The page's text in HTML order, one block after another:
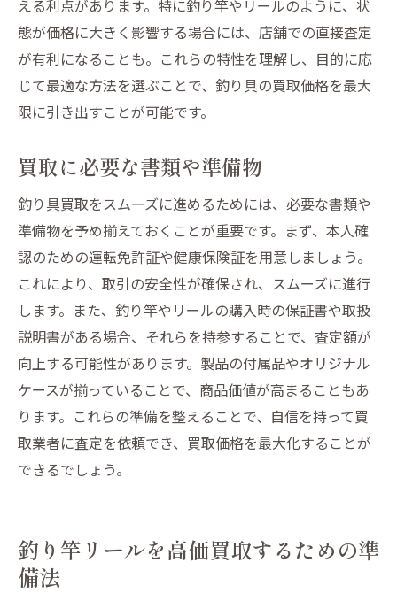
える利点があります。特に釣り竿やリールのように、状
態が価格に大きく影響する場合には、店舗での直接査定
が有利になることも。これらの特性を理解し、目的に応
じて最適な方法を選ぶことで、釣り具の買取価格を最大
限に引き出すことが可能です。
買取に必要な書類や準備物
釣り具買取をスムーズに進めるためには、必要な書類や
準備物を予め揃えておくことが重要です。まず、本人確
認のための運転免許証や健康保険証を用意しましょう。
これにより、取引の安全性が確保され、スムーズに進行
します。また、釣り竿やリールの購入時の保証書や取扱
説明書がある場合、それらを持参することで、査定額が
向上する可能性があります。製品の付属品やオリジナル
ケースが揃っていることで、商品価値が高まることもあ
ります。これらの準備を整えることで、自信を持って買
取業者に査定を依頼でき、買取価格を最大化することが
できるでしょう。
釣り竿リールを高価買取するための準
備法